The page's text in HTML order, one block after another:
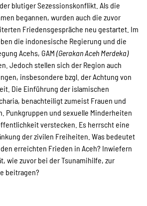
blutiger Sezessionskonflikt. Als die
begannen, wurden auch die zuvor
Friedensgespräche neu gestartet. Im
die indonesische Regierung und die
Acehs, GAM (Gerakan Aceh Merdeka)
Jedoch stellen sich der Region auch
insbesondere bzgl. der Achtung von
Die Einführung der islamischen
benachteiligt zumeist Frauen und
Punkgruppen und sexuelle Minderheiten
verstecken. Es herrscht eine
der zivilen Freiheiten. Was bedeutet
erreichten Frieden in Aceh? Inwiefern
wie zuvor bei der Tsunamihilfe, zur
beitragen?